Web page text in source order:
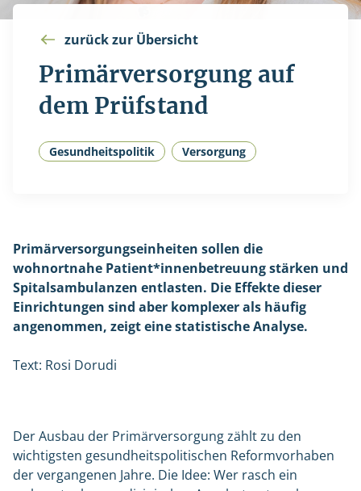
zurück zur Übersicht
Primärversorgung auf
dem Prüfstand
Gesundheitspolitik Versorgung
Primärversorgungseinheiten sollen die
wohnortnahe Patient*innenbetreuung stärken und
Spitalsambulanzen entlasten. Die Effekte dieser
Einrichtungen sind aber komplexer als häufig
angenommen, zeigt eine statistische Analyse.
Text: Rosi Dorudi
Der Ausbau der Primärversorgung zählt zu den
wichtigsten gesundheitspolitischen Reformvorhaben
der vergangenen Jahre. Die Idee: Wer rasch ein